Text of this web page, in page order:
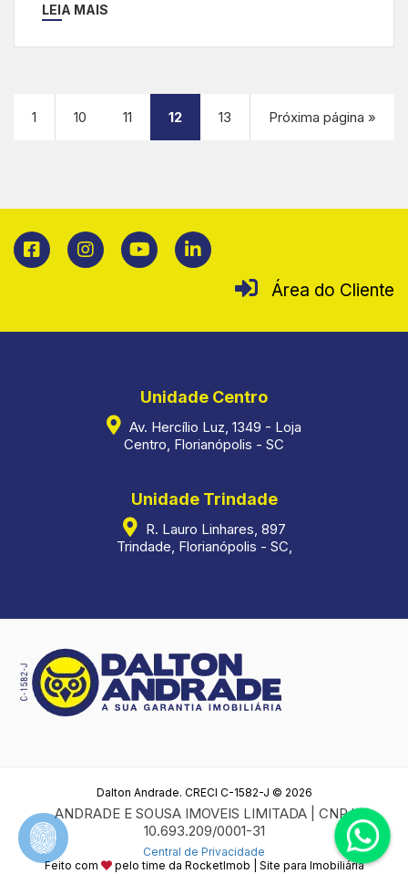
LEIA MAIS
1 10 11 12 13 Próxima página »
Área do Cliente
Unidade Centro
Av. Hercílio Luz, 1349 - Loja
Centro, Florianópolis - SC
Unidade Trindade
R. Lauro Linhares, 897
Trindade, Florianópolis - SC,
Dalton Andrade. CRECI C-1582-J © 2026
ANDRADE E SOUSA IMOVEIS LIMITADA | CNPJ
10.693.209/0001-31
Central de Privacidade
Feito com
pelo time da RocketImob | Site para Imobiliária